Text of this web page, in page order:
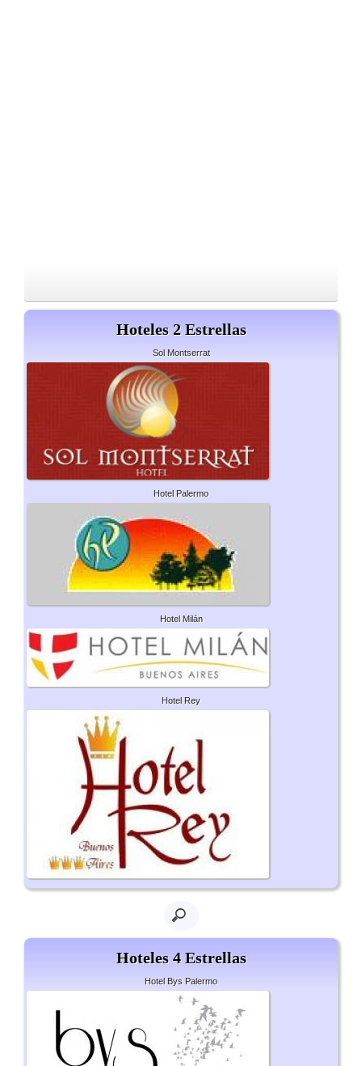
Hoteles 2 Estrellas
Sol Montserrat
Hotel Palermo
Hotel Milán
Hotel Rey
Hoteles 4 Estrellas
Hotel Bys Palermo